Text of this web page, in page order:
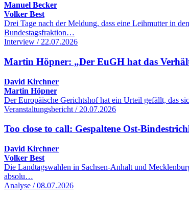
Manuel Becker
Volker Best
Drei Tage nach der Meldung, dass eine Leihmutter in
Bundestagsfraktion…
Interview / 22.07.2026
Martin Höpner: „Der EuGH hat das
David Kirchner
Martin Höpner
Der Europäische Gerichtshof hat ein Urteil gefällt, das
Veranstaltungsbericht / 20.07.2026
Too close to call: Gespaltene Ost-
David Kirchner
Volker Best
Die Landtagswahlen in Sachsen-Anhalt und
absolu…
Analyse / 08.07.2026